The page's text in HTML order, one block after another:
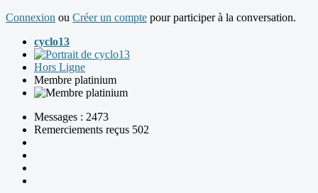
Connexion ou Créer un compte pour participer à la conversation.
cyclo13
Hors Ligne
Membre platinium
Messages : 2473
Remerciements reçus 502